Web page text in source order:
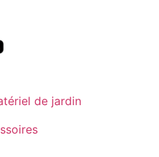
de jardin